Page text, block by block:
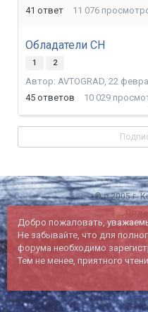
41 ответ 11 076
Обладатели СН
1 2
Автор: AVTOGRAD, 22
45 ответов 10 029
© c 2005 г.
Добро пожаловать,
Не забывайте, что для
форума необходимо
Тем не менее, приятного